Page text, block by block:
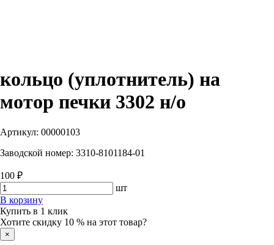
кольцо (уплотнитель) на
мотор печки 3302 н/о
Артикул: 00000103
Заводской номер: 3310-8101184-01
100 ₽
шт
В корзину
Купить в 1 клик
Хотите скидку 10 % на этот товар?
×